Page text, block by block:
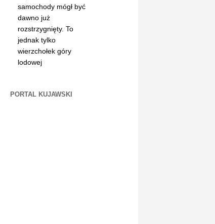
samochody mógł być
dawno już
rozstrzygnięty. To
jednak tylko
wierzchołek góry
lodowej
PORTAL KUJAWSKI